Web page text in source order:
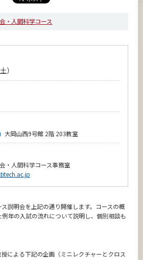
・人間科学コース
）
大岡山西9号館 2階 203教室
・人間科学コース事務室
説明会を上記の通り開催します。コースの概
年の入試の流れについて説明し、個別相談も
による下記の企画（ミニレクチャーとクロス
サイト構成